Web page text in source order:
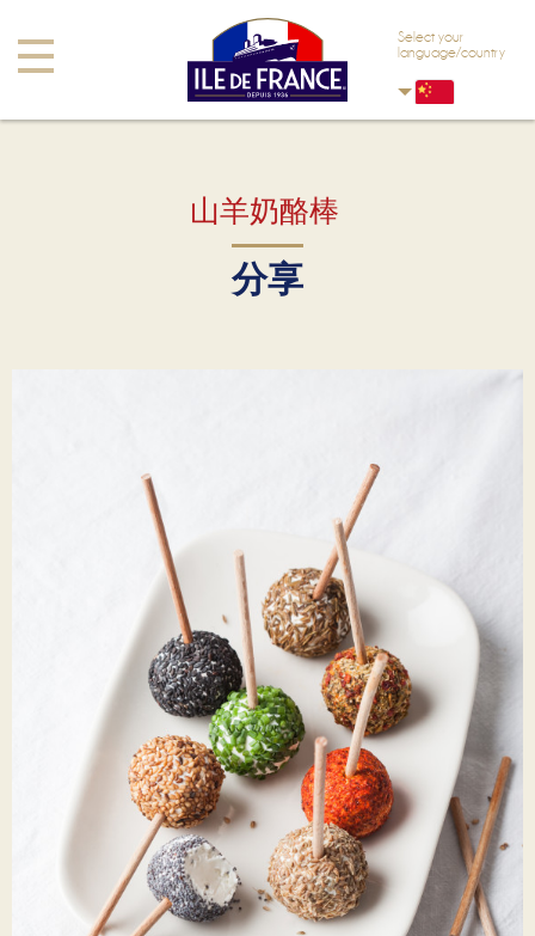
Toggle
navigation
Select your
language/country
山羊奶酪棒
分享